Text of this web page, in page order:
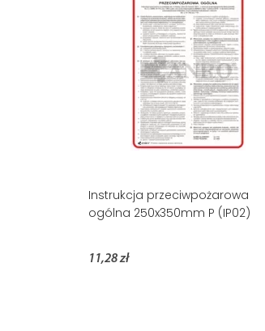
Instrukcja przeciwpożarowa
ogólna 250x350mm P (IP02)
11,28 zł